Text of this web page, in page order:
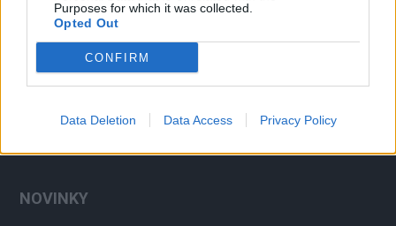
Purposes for which it was collected.
Opted Out
CONFIRM
Data Deletion Data Access Privacy Policy
NOVINKY